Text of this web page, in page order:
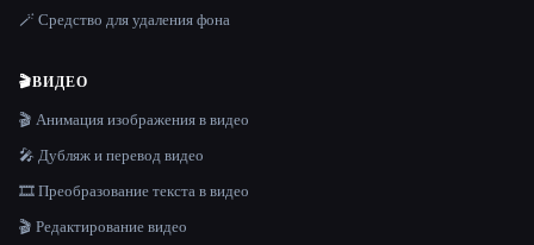
🪄 Средство для удаления фона
🎬ВИДЕО
🎬 Анимация изображения в видео
🎤 Дубляж и перевод видео
🎞️ Преобразование текста в видео
🎬 Редактирование видео